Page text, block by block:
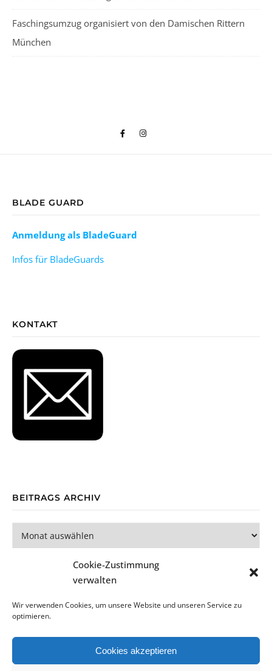
Cookie-Zustimmung
verwalten
Wir verwenden Cookies, um unsere Website und unseren Service zu
optimieren.
Cookies akzeptieren
Faschingsumzug organisiert von den Damischen Rittern
München
BLADE GUARD
Anmeldung als BladeGuard
Infos für BladeGuards
KONTAKT
BEITRAGS ARCHIV
Beitrags Archiv
Bard Theme vonWP Royal.
Datenschutzerklärung Impressum Cookie-Richtlinie (EU)